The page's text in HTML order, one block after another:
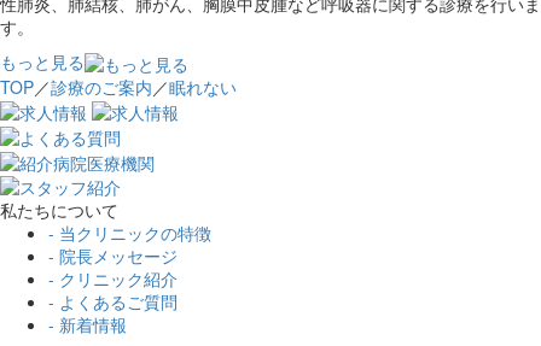
す。
もっと見る
TOP／診療のご案内／眠れない
私たちについて
- 当クリニックの特徴
- 院長メッセージ
- クリニック紹介
- よくあるご質問
- 新着情報